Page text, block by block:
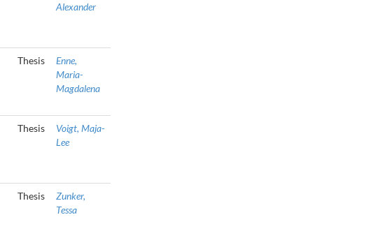
Alexander
Thesis
Enne,
Maria-
Magdalena
Thesis
Voigt, Maja-
Lee
Thesis
Zunker,
Tessa